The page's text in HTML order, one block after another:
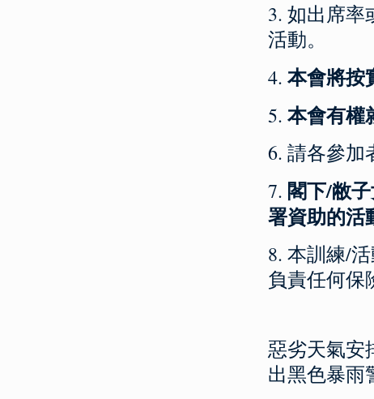
3. 如出席
活動。
4.本會將按
5.本會有權
6. 請各參加
7. 閣下/敝
署資助的活
8. 本訓練/
負責任何保
惡劣天氣安
出黑色暴雨